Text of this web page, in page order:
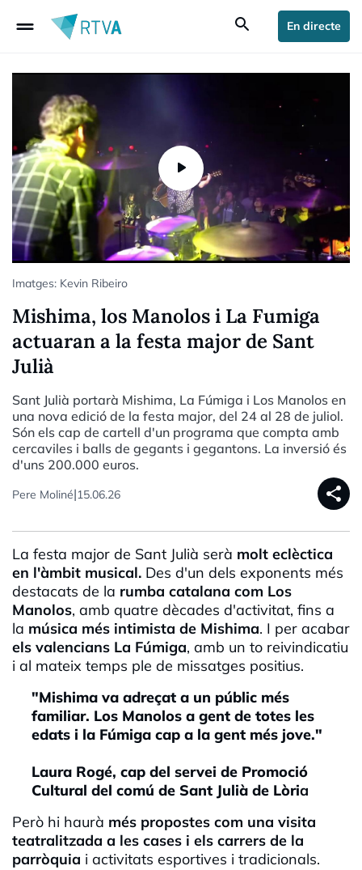
drag_handle search En directe
Imatges: Kevin Ribeiro
Mishima, los Manolos i La Fumiga
actuaran a la festa major de Sant
Julià
Sant Julià portarà Mishima, La Fúmiga i Los Manolos en
una nova edició de la festa major, del 24 al 28 de juliol.
Són els cap de cartell d'un programa que compta amb
cercaviles i balls de gegants i gegantons. La inversió és
d'uns 200.000 euros.
Pere Moliné|15.06.26 share
La festa major de Sant Julià serà molt eclèctica
en l'àmbit musical. Des d'un dels exponents més
destacats de la rumba catalana com Los
Manolos, amb quatre dècades d'activitat, fins a
la música més intimista de Mishima. I per acabar
els valencians La Fúmiga, amb un to reivindicatiu
i al mateix temps ple de missatges positius.
"Mishima va adreçat a un públic més
familiar. Los Manolos a gent de totes les
edats i la Fúmiga cap a la gent més jove."
Laura Rogé, cap del servei de Promoció
Cultural del comú de Sant Julià de Lòria
Però hi haurà més propostes com una visita
teatralitzada a les cases i els carrers de la
parròquia i activitats esportives i tradicionals.